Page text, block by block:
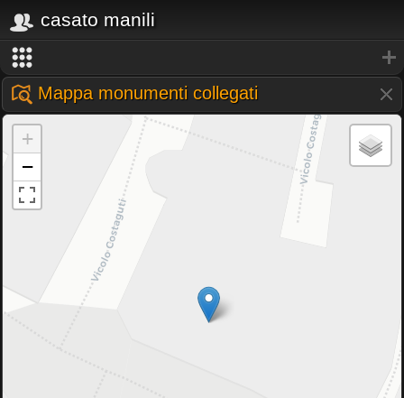
casato manili
Mappa monumenti collegati
+
−